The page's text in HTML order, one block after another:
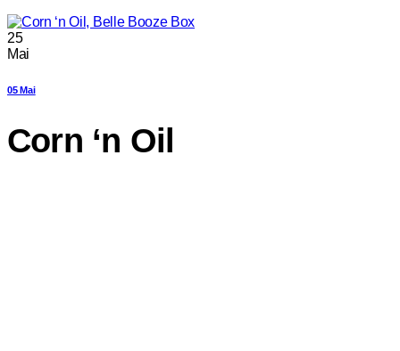
25
Mai
05 Mai
Corn ‘n Oil